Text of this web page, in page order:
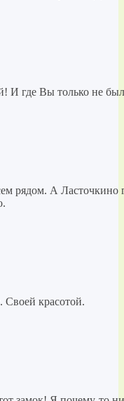
И где Вы только не
рядом. А Ласточкино
Своей красотой.